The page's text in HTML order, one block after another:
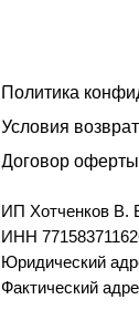
ИП Хотченков В.
ИНН
Юридический
Фактический
Политика
Условия
Договор оферты